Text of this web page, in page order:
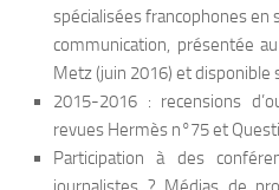
spécialisées francophones en
communication, présentée
Metz (juin 2016) et disponible
2015-2016 : recensions
revues Hermès n°75 et
Participation à des